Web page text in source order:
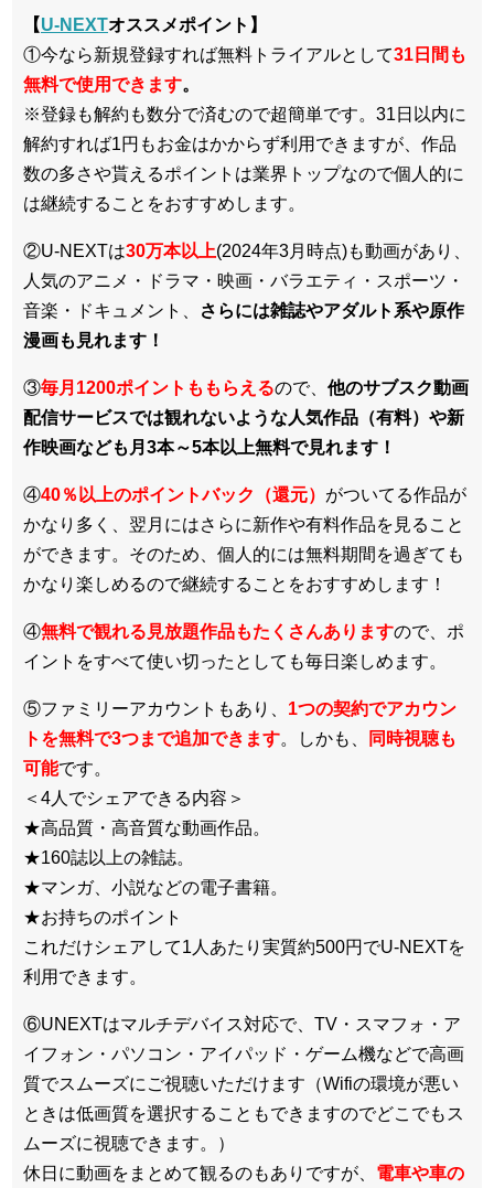
【U-NEXTオススメポイント】
①今なら新規登録すれば無料トライアルとして31日間も
無料で使用できます。
※登録も解約も数分で済むので超簡単です。31日以内に
解約すれば1円もお金はかからず利用できますが、作品
数の多さや貰えるポイントは業界トップなので個人的に
は継続することをおすすめします。
②U-NEXTは30万本以上(2024年3月時点)も動画があり、
人気のアニメ・ドラマ・映画・バラエティ・スポーツ・
音楽・ドキュメント、
さらには雑誌やアダルト系や原作
漫画も見れます！
③毎月1200ポイントももらえるので、 他のサブスク動画
配信サービスでは観れないような人気作品（有料）や新
作映画なども月3本～5本以上無料で見れます！
④40％以上のポイントバック（還元） がついてる作品が
かなり多く、翌月にはさらに新作や有料作品を見ること
ができます。そのため、個人的には無料期間を過ぎても
かなり楽しめるので継続することをおすすめします！
④無料で観れる見放題作品もたくさんありますので、ポ
イントをすべて使い切ったとしても毎日楽しめます。
⑤ファミリーアカウントもあり、 1つの契約でアカウン
トを無料で3つまで追加できます。しかも、
同時視聴も
可能です。
＜4人でシェアできる内容＞
★高品質・高音質な動画作品。
★160誌以上の雑誌。
★マンガ、小説などの電子書籍。
★お持ちのポイント
これだけシェアして1人あたり実質約500円でU-NEXTを
利用できます。
⑥UNEXTはマルチデバイス対応で、TV・スマフォ・ア
イフォン・パソコン・アイパッド・ゲーム機などで高画
質でスムーズにご視聴いただけます（Wifiの環境が悪い
ときは低画質を選択することもできますのでどこでもス
ムーズに視聴できます。）
休日に動画をまとめて観るのもありですが、 電車や車の